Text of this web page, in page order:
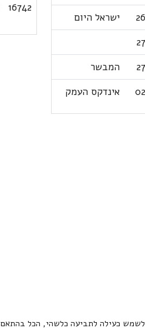
ישראל היום
המבשר
אינדקס העמק
16742
לשמש כעילה לתביעה כלשהי, הכל בהתאם